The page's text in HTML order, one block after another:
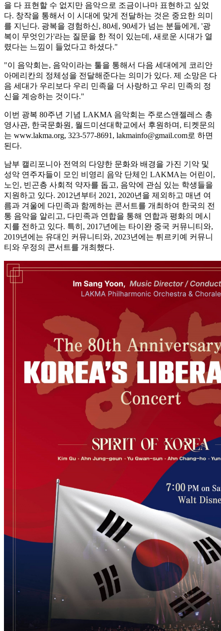
을 다 표현할 수 없지만 음악으로 조금이나마 표현하고 싶었
다. 창작을 통해서 이 시대에 맞게 전달하는 것은 중요한 의미
를 지닌다. 광복을 경험하신, 80세, 90세가 넘는 분들에게, '광
복이 무엇인가'라는 질문을 한 적이 있는데, 새로운 시대가 열
렸다는 느낌이 들었다고 하셨다."
"이 음악회는, 음악이라는 툴을 통해서 다음 세대에게 코리안
아메리칸의 정체성을 전달해준다는 의미가 있다. 제 소망은 다
음 세대가 우리보다 우리 민족을 더 사랑하고 우리 민족의 정
신을 계승하는 것이다."
이번 광복 80주년 기념 LAKMA 음악회는 주로스앤젤레스 총
영사관, 한국문화원, 월드미션대학교에서 후원하며, 티켓문의
는 www.lakma.org, 323-577-8691, lakmainfo@gmail.com로 하면
된다.
남부 캘리포니아 전역의 다양한 문화와 배경을 가진 기악 및
성악 연주자들이 모인 비영리 음악 단체인 LAKMA는 어린이,
노인, 빈곤층 사회적 약자를 돕고, 음악에 관심 있는 학생들을
지원하고 있다. 2012년부터 2021, 2020년을 제외하고 매년 여
름과 겨울에 다민족과 함께하는 콘서트를 개최하여 한국의 전
통 음악을 알리고, 다민족과 연합을 통해 연합과 평화의 메시
지를 전하고 있다. 특히, 2017년에는 타이완 중국 커뮤니티와,
2019년에는 유대인 커뮤니티와, 2023년에는 튀르키예 커뮤니
티와 우정의 콘서트를 개최했다.